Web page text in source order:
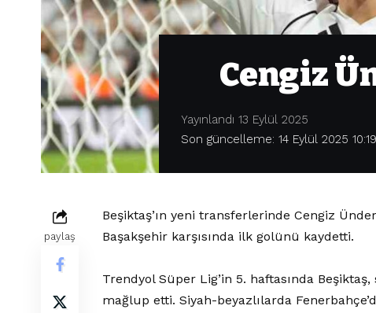
Cengiz
Son güncelleme: 14 Eylül 2025 10:19
Yayınlandı 13 Eylül 2025
paylaş
Beşiktaş’ın yeni transferlerinde Cengiz
Başakşehir karşısında ilk golünü kaydetti.
Trendyol Süper Lig’in 5. haftasında Beşiktaş,
mağlup etti. Siyah-beyazlılarda